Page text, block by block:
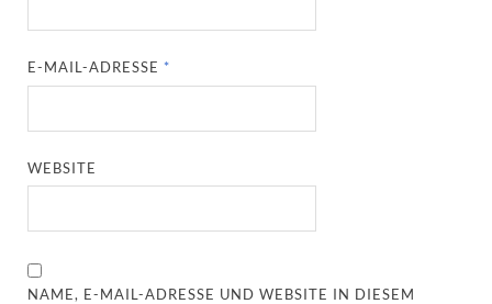
E-MAIL-ADRESSE *
WEBSITE
NAME, E-MAIL-ADRESSE UND WEBSITE IN DIESEM